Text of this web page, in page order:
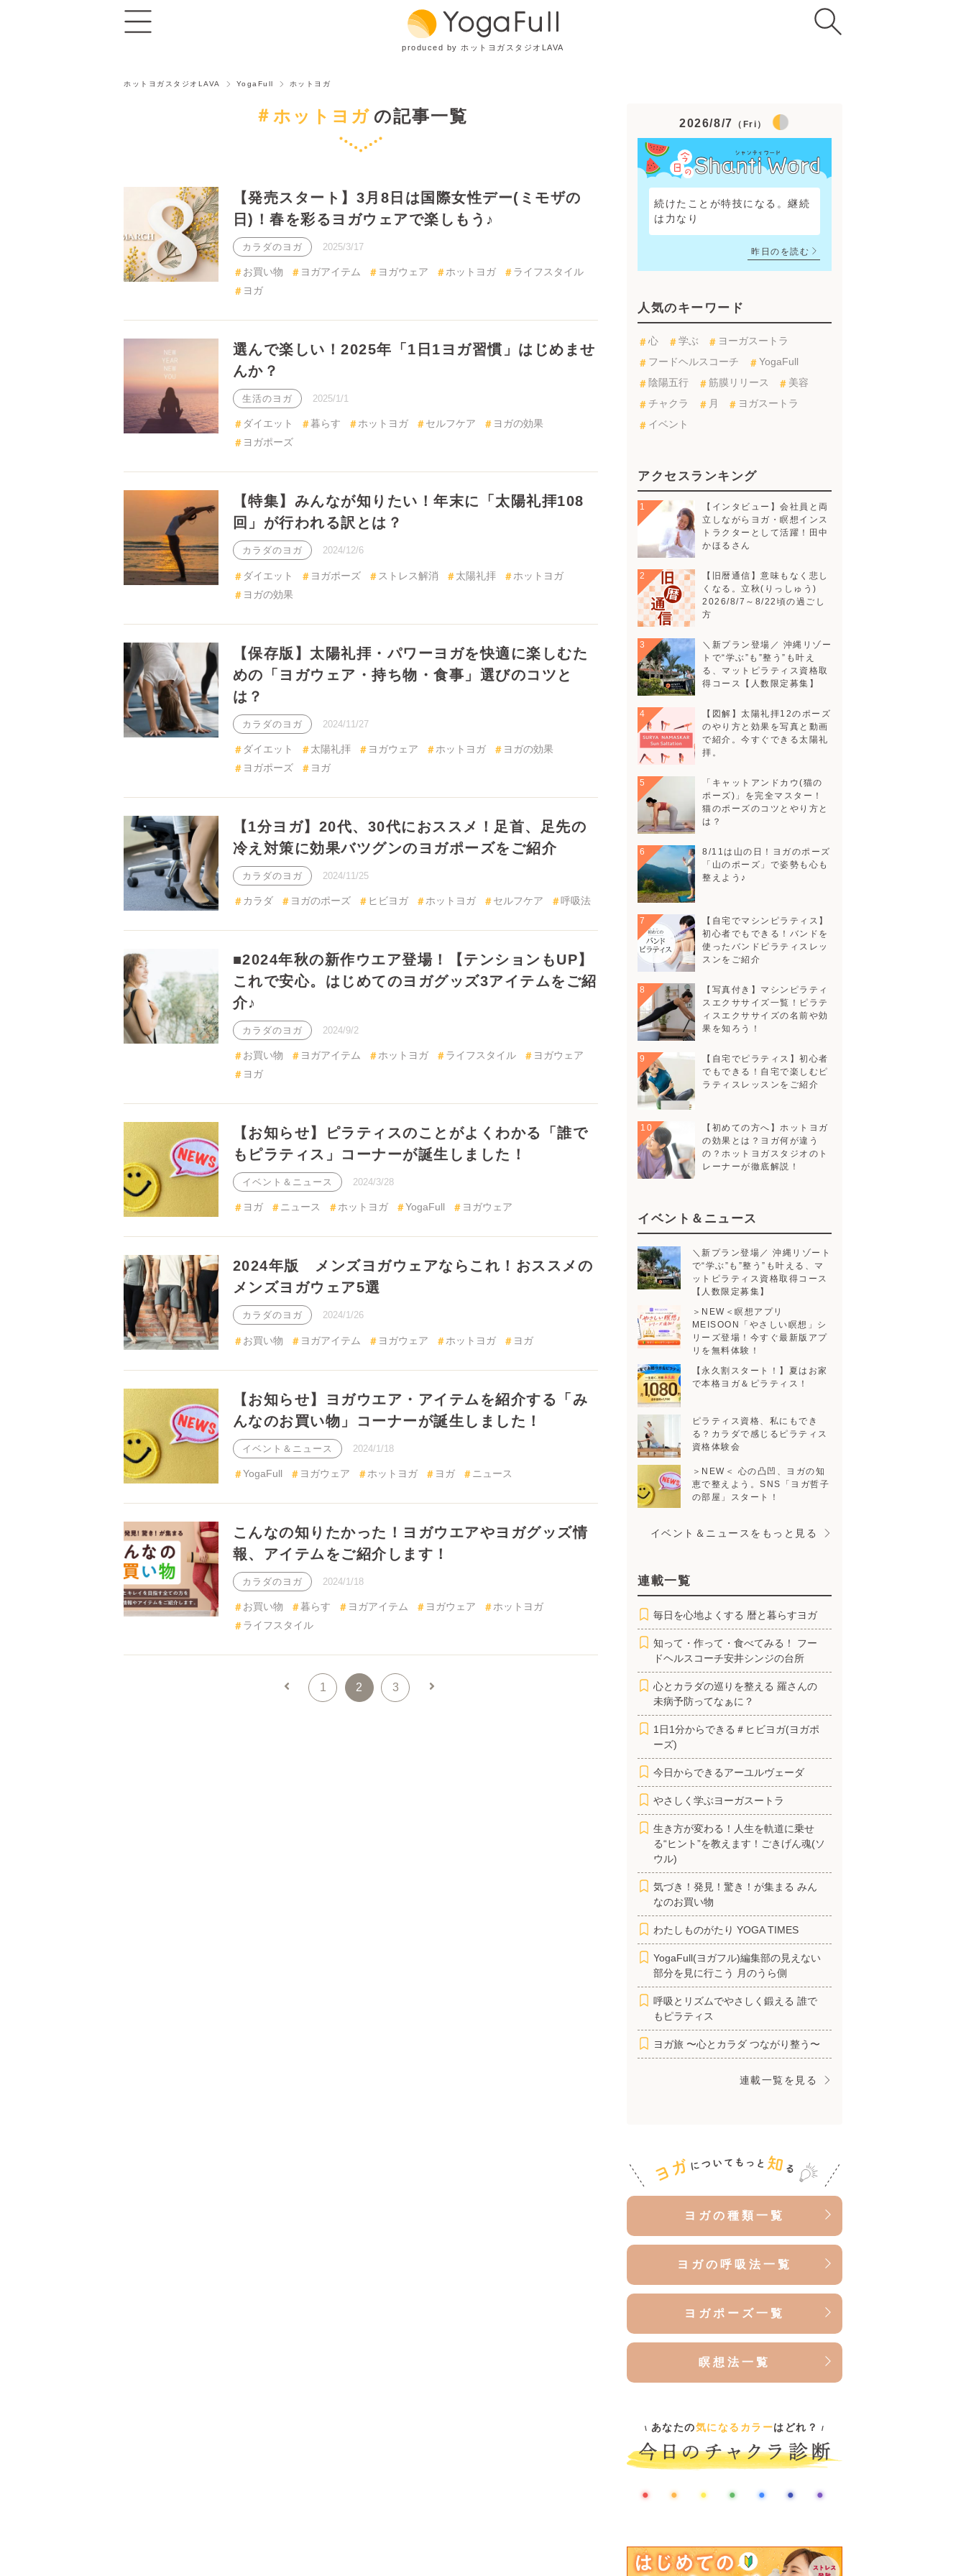
produced by ホットヨガスタジオLAVA
ホットヨガスタジオLAVA YogaFull ホットヨガ
ホットヨガ の記事一覧
【発売スタート】3月8日は国際女性デー(ミモザの日)！春
を彩るヨガウェアで楽しもう♪
カラダのヨガ 2025/3/17
お買い物 ヨガアイテム ヨガウェア ホットヨガ ライフスタイル ヨガ
か？
生活のヨガ
ダイエット 暮らす ホットヨガ
2024/12/6
ヨガの効果
ダイエット
【1分ヨガ】20代、30代におススメ！足首、足先の冷え対
カラダのヨガ
カラダ ヨガのポーズ ヒビヨガ ホットヨガ セルフケア 呼吸法
■2024年秋の新作ウエア登場！【テンションもUP】これ
2024/9/2
お買い物 ヨガアイテム ホットヨガ ライフスタイル ヨガウェア ヨガ
【お知らせ】ピラティスのことがよくわかる「誰でもピラテ
ィス」コーナーが誕生しました！
ズヨガウェア5選
お買い物」コーナーが誕生しました！
YogaFull ヨガウェア ホットヨガ ヨガ ニュース
こんなの知りたかった！ヨガウエアやヨガグッズ情報、ア
イテムをご紹介します！
カラダのヨガ
お買い物 暮らす ヨガアイテム ヨガウェア
ホットヨガ
ライフスタイル
1 2
2026/8/7（Fri）
続けたことが特技になる。継続は
力なり
昨日のを読む
人気のキーワード
心 学ぶ ヨーガスートラ
フードヘルスコーチ YogaFull
陰陽五行 筋膜リリース 美容
チャクラ 月 ヨガスートラ
イベント
アクセスランキング
【インタビュー】会社員と両立し
ながらヨガ・瞑想インストラクタ
ーとして活躍！田中かほるさん
【旧暦通信】意味もなく悲しくな
る。立秋(りっしゅう)
2026/8/7～8/22頃の過ご
し方
＼新プラン登場／ 沖縄リゾー
トで“学ぶ”も”整う”も叶える、
マットピラティス資格取得コー
ス【人数限定募集】
【図解】太陽礼拝12のポーズの
やり方と効果を写真と動画で紹
介。今すぐできる太陽礼拝。
「キャットアンドカウ(猫のポー
ズ)」を完全マスター！猫のポー
ズのコツとやり方とは？
8/11は山の日！ヨガのポーズ
「山のポーズ」で姿勢も心も整え
よう♪
【自宅でマシンピラティス】初心
者でもできる！バンドを使ったバ
ンドピラティスレッスンをご紹介
【写真付き】マシンピラティスエ
クササイズ一覧！ピラティスエク
ササイズの名前や効果を知ろ
う！
【自宅でピラティス】初心者でも
できる！自宅で楽しむピラティス
レッスンをご紹介
【初めての方へ】ホットヨガの効
果とは？ヨガ何が違うの？ホット
ヨガスタジオのトレーナーが徹
底解説！
イベント＆ニュース
＼新プラン登場／ 沖縄リゾート
で“学ぶ”も”整う”も叶える、マット
ピラティス資格取得コース【人数
限定募集】
＞NEW＜瞑想アプリ
MEISOON「やさしい瞑想」シリー
ズ登場！今すぐ最新版アプリを無
料体験！
【永久割スタート！】夏はお家で本
格ヨガ＆ピラティス！
ピラティス資格、私にもできる？カ
ラダで感じるピラティス資格体験
会
＞NEW＜ 心の凸凹、ヨガの知恵で
整えよう。SNS「ヨガ哲子の部屋」
スタート！
イベント＆ニュースをもっと見る
連載一覧
毎日を心地よくする 暦と暮らすヨガ
知って・作って・食べてみる！ フードヘルス
コーチ安井シンジの台所
心とカラダの巡りを整える 羅さんの未病
予防ってなぁに？
1日1分からできる＃ヒビヨガ(ヨガポーズ)
今日からできるアーユルヴェーダ
やさしく学ぶヨーガスートラ
生き方が変わる！人生を軌道に乗せる“ヒ
ント”を教えます！ごきげん魂(ソウル)
気づき！発見！驚き！が集まる みんなのお
買い物
わたしものがたり YOGA TIMES
YogaFull(ヨガフル)編集部の見えない部
分を見に行こう 月のうら側
呼吸とリズムでやさしく鍛える 誰でもピラ
ティス
ヨガ旅 〜心とカラダ つながり整う〜
連載一覧を見る
ヨガの呼吸法一覧
ヨガポーズ一覧
瞑想法一覧
● ● ● ● ● ● ●